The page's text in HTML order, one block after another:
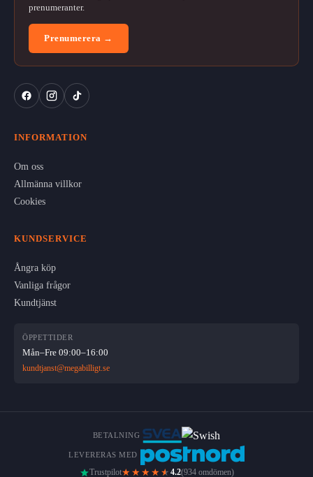
prenumeranter.
Prenumerera →
INFORMATION
Om oss
Allmänna villkor
Cookies
KUNDSERVICE
Ångra köp
Vanliga frågor
Kundtjänst
ÖPPETTIDER
Mån–Fre 09:00–16:00
kundtjanst@megabilligt.se
BETALNING
LEVERERAS MED
Trustpilot★★★★ ★ 4.2(934 omdömen)